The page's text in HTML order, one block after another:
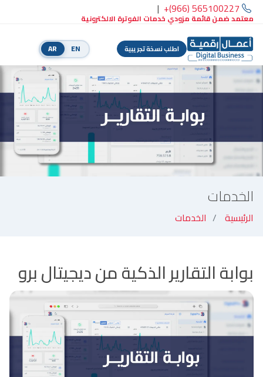
+(966) 565100227
|
معتمد ضمن قائمة مزودي خدمات الفوترة الالكترونية
اطلب نسخة تجريبية EN
AR
الخدمات
الرئيسية الخدمات
بوابة التقارير الذكية من ديجيتال برو